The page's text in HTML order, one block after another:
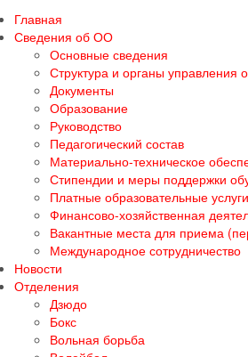
Главная
Сведения об ОО
Основные сведения
Структура и органы управления
Документы
Образование
Руководство
Педагогический состав
Материально-техническое
Стипендии и меры поддержки
Платные образовательные услуги
Финансово-хозяйственная
Вакантные места для приема
Международное сотрудничество
Новости
Отделения
Дзюдо
Бокс
Вольная борьба